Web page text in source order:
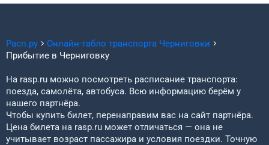
Расп.ру Онлайн-табло транспорта Черниговки
Прибытие в Черниговку
На rasp.ru можно посмотреть расписание транспорта:
поезда, самолёта, автобуса. Всю информацию берём у
нашего партнёра.
Чтобы купить билет, перенаправим вас на сайт партнёра.
Цена билета на rasp.ru может отличаться — она не
учитывает возраст пассажира и условия поездки. Точную